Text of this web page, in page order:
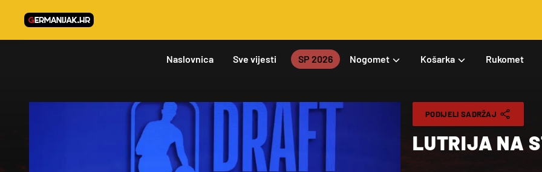
Naslovnica Sve vijesti SP 2026 Nogomet Košarka Rukomet
PODIJELI SADRŽAJ
LUTRIJA NA